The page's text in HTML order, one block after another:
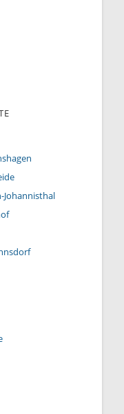
Johannisthal